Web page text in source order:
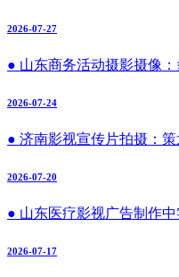
2026-07-27
● 山东商务活动摄影摄像
2026-07-24
● 济南影视宣传片拍摄：
2026-07-20
● 山东医疗影视广告制作
2026-07-17